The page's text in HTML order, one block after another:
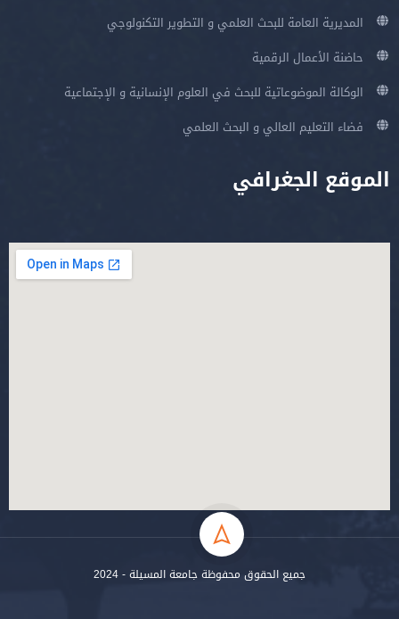
المديرية العامة للبحث العلمي و التطوير التكنولوجي
حاضنة الأعمال الرقمية
الوكالة الموضوعاتية للبحث في العلوم الإنسانية و الإجتماعية
فضاء التعليم العالي و البحث العلمي
الموقع الجغرافي
جميع الحقوق محفوظة جامعة المسيلة - 2024